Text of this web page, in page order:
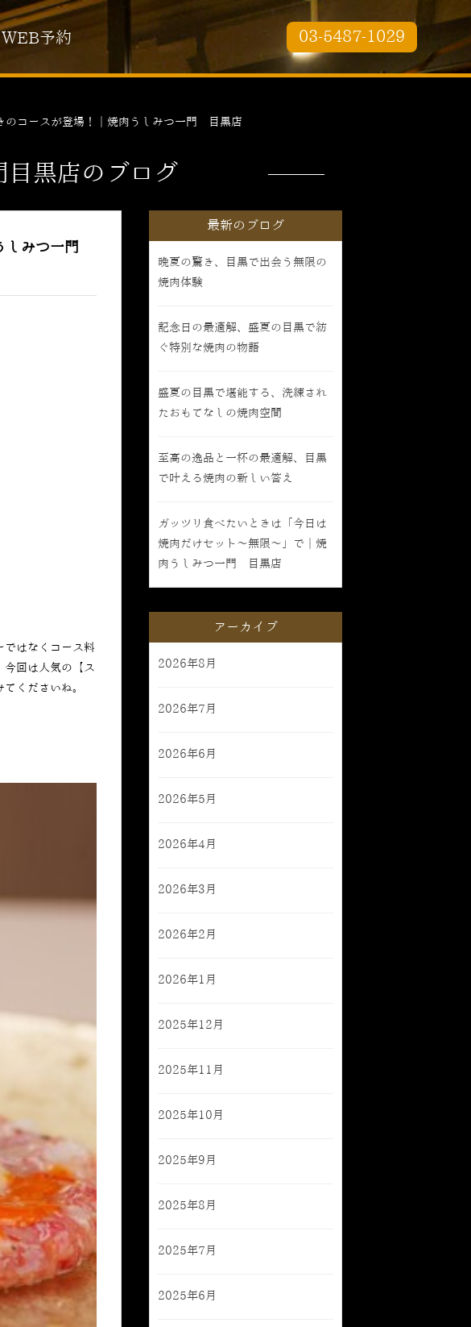
WEB予約 03-5487-1029
のコースが登場！｜焼肉うしみつ一門 目黒店
黒店のブログ
しみつ一門
ではなくコース料
今回は人気の【ス
くださいね。
最新のブログ
晩夏の驚き、目黒で出会う無限の
焼肉体験
記念日の最適解、盛夏の目黒で紡
ぐ特別な焼肉の物語
盛夏の目黒で堪能する、洗練され
たおもてなしの焼肉空間
至高の逸品と一杯の最適解、目黒
で叶える焼肉の新しい答え
ガッツリ食べたいときは「今日は
焼肉だけセット〜無限〜」で｜焼
肉うしみつ一門 目黒店
アーカイブ
2026年8月
2026年7月
2026年6月
2026年5月
2026年4月
2026年3月
2026年2月
2026年1月
2025年12月
2025年11月
2025年10月
2025年9月
2025年8月
2025年7月
2025年6月